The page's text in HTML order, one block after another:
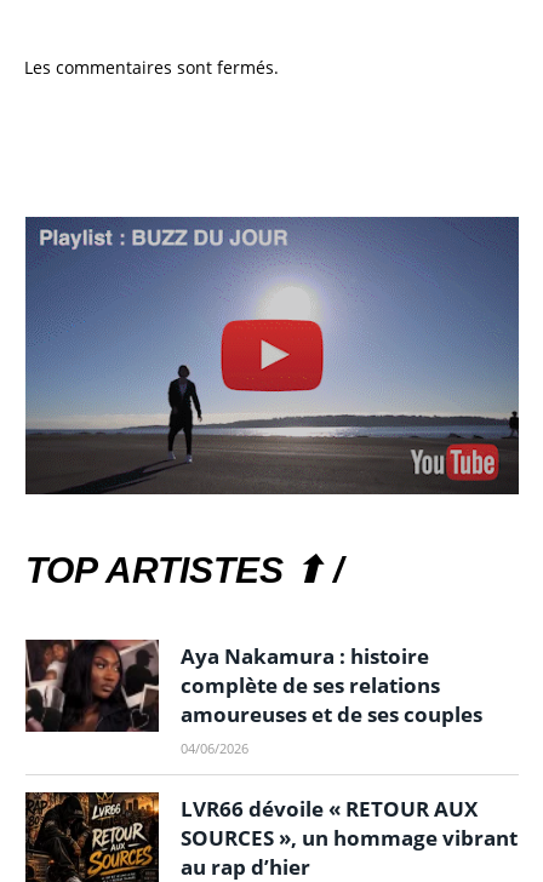
Les commentaires sont fermés.
TOP ARTISTES ⬆ /
Aya Nakamura : histoire
complète de ses relations
amoureuses et de ses couples
04/06/2026
LVR66 dévoile « RETOUR AUX
SOURCES », un hommage vibrant
au rap d’hier